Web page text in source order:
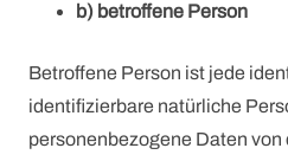
b) betroffene Person
Betroffene Person ist jede
identifizierbare natürliche
personenbezogene Daten von